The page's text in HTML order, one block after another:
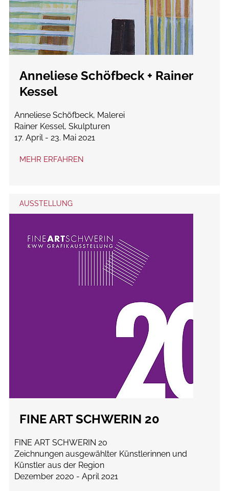
Anneliese Schöfbeck + Rainer
Kessel
Anneliese Schöfbeck, Malerei
Rainer Kessel, Skulpturen
17. April - 23. Mai 2021
MEHR ERFAHREN
AUSSTELLUNG
FINE ART SCHWERIN 20
FINE ART SCHWERIN 20
Zeichnungen ausgewählter Künstlerinnen und
Künstler aus der Region
Dezember 2020 - April 2021